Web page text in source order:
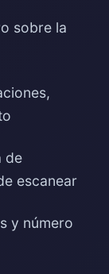
sobre la
de
escanear
y número